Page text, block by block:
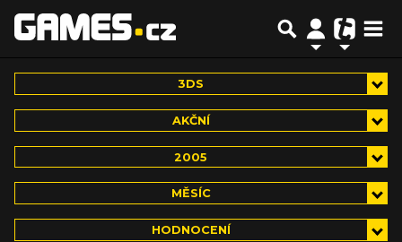
3DS
AKČNÍ
2005
MĚSÍC
HODNOCENÍ